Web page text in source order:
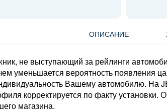
ОПИСАНИЕ
не выступающий за рейлинги
уменьшается вероятность появления
Вашему автомобилю. На
корректируется по факту
магазина.